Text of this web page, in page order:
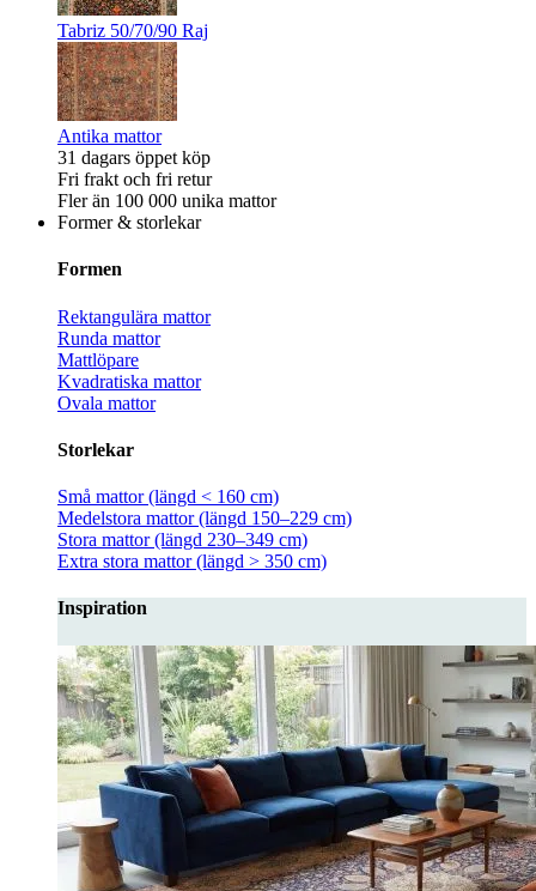
Tabriz 50/70/90 Raj
Antika mattor
31 dagars öppet köp
Fri frakt och fri retur
Fler än 100 000 unika mattor
Former & storlekar
Formen
Rektangulära mattor
Runda mattor
Mattlöpare
Kvadratiska mattor
Ovala mattor
Storlekar
Små mattor (längd < 160 cm)
Medelstora mattor (längd 150–229 cm)
Stora mattor (längd 230–349 cm)
Extra stora mattor (längd > 350 cm)
Inspiration